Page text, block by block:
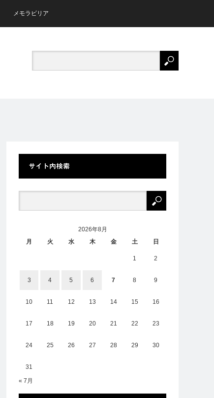
メモラビリア
サイト内検索
2026年8月
月
火 水 木 金 土 日
1 2
3 4 5 6 7 8 9
10 11 12 13 14 15 16
17 18 19 20 21 22 23
24 25 26 27 28 29 30
31
« 7月